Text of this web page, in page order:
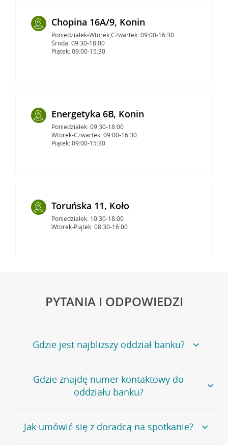
Chopina 16A/9, Konin
Poniedziałek-Wtorek,Czwartek: 09:00-16:30
Środa: 09:30-18:00
Piątek: 09:00-15:30
Energetyka 6B, Konin
Poniedziałek: 09:30-18:00
Wtorek-Czwartek: 09:00-16:30
Piątek: 09:00-15:30
Toruńska 11, Koło
Poniedziałek: 10:30-18:00
Wtorek-Piątek: 08:30-16:00
PYTANIA I ODPOWIEDZI
Gdzie jest najbliższy oddział banku?
Jeśli szukasz oddziału naszego banku, zapraszamy na
stronęPlacówki i bankomaty, na której znajduje się
wygodna wyszukiwarka.
oddziałów
Gdzie znajdę numer kontaktowy do
oddziału banku?
Bank Credit Agricole nie udostępnia ogólnego numeru
telefonu do placówki bankowej.
Jak umówić się z doradcą na spotkanie?